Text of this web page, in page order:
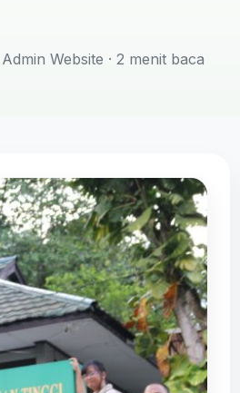
Website · 2 menit baca